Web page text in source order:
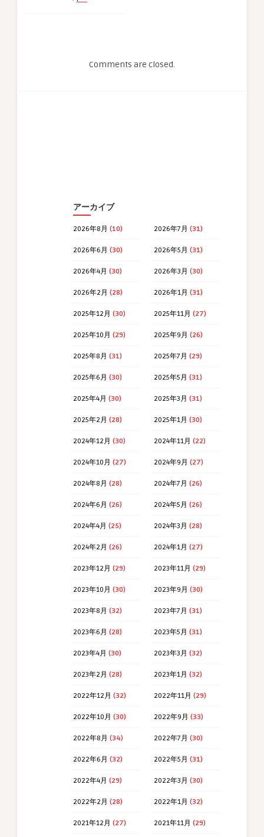
Comments are closed.
アーカイブ
2026年8月 (10) 2026年7月 (31)
2026年6月 (30) 2026年5月 (31)
2026年4月 (30) 2026年3月 (30)
2026年2月 (28) 2026年1月 (31)
2025年12月 (30) 2025年11月 (27)
2025年10月 (29) 2025年9月 (26)
2025年8月 (31) 2025年7月 (29)
2025年6月 (30) 2025年5月 (31)
2025年4月 (30) 2025年3月 (31)
2025年2月 (28) 2025年1月 (30)
2024年12月 (30) 2024年11月 (22)
2024年10月 (27) 2024年9月 (27)
2024年8月 (28) 2024年7月 (26)
2024年6月 (26) 2024年5月 (26)
2024年4月 (25) 2024年3月 (28)
2024年2月 (26) 2024年1月 (27)
2023年12月 (29) 2023年11月 (29)
2023年10月 (30) 2023年9月 (30)
2023年8月 (32) 2023年7月 (31)
2023年6月 (28) 2023年5月 (31)
2023年4月 (30) 2023年3月 (32)
2023年2月 (28) 2023年1月 (32)
2022年12月 (32) 2022年11月 (29)
2022年10月 (30) 2022年9月 (33)
2022年8月 (34) 2022年7月 (30)
2022年6月 (32) 2022年5月 (31)
2022年4月 (29) 2022年3月 (30)
2022年2月 (28) 2022年1月 (32)
2021年12月 (27) 2021年11月 (29)